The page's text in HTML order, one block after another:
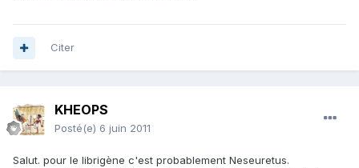
Citer
KHEOPS
Posté(e) 6 juin 2011
Salut. pour le librigène c'est probablement Neseuretus.